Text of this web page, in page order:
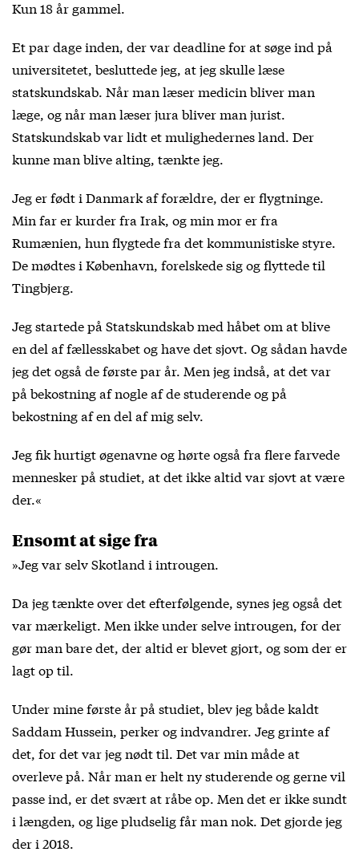
Kun 18 år gammel.
Et par dage inden, der var deadline for at søge ind på
universitetet, besluttede jeg, at jeg skulle læse
statskundskab. Når man læser medicin bliver man
læge, og når man læser jura bliver man jurist.
Statskundskab var lidt et mulighedernes land. Der
kunne man blive alting, tænkte jeg.
Jeg er født i Danmark af forældre, der er flygtninge.
Min far er kurder fra Irak, og min mor er fra
Rumænien, hun flygtede fra det kommunistiske styre.
De mødtes i København, forelskede sig og flyttede til
Tingbjerg.
Jeg startede på Statskundskab med håbet om at blive
en del af fællesskabet og have det sjovt. Og sådan havde
jeg det også de første par år. Men jeg indså, at det var
på bekostning af nogle af de studerende og på
bekostning af en del af mig selv.
Jeg fik hurtigt øgenavne og hørte også fra flere farvede
mennesker på studiet, at det ikke altid var sjovt at være
der.«
Ensomt at sige fra
»Jeg var selv Skotland i introugen.
Da jeg tænkte over det efterfølgende, synes jeg også det
var mærkeligt. Men ikke under selve introugen, for der
gør man bare det, der altid er blevet gjort, og som der er
lagt op til.
Under mine første år på studiet, blev jeg både kaldt
Saddam Hussein, perker og indvandrer. Jeg grinte af
det, for det var jeg nødt til. Det var min måde at
overleve på. Når man er helt ny studerende og gerne vil
passe ind, er det svært at råbe op. Men det er ikke sundt
i længden, og lige pludselig får man nok. Det gjorde jeg
der i 2018.